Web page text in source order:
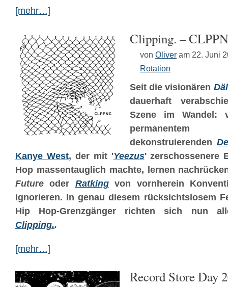
[mehr…]
Clipping. –
von Oliver am 22. Juni
Rotation
Seit die visionären
dauerhaft
Szene im Wandel:
permanentem
dekonstruierenden
Kanye West, der mit 'Yeezus' zerschossenere
Hop massentauglich machte, lernen
Future oder Ratkingvon vornherein
ignorieren. In genau diesem rücksichtslosem
Hip Hop-Grenzgänger richten sich nun
Clipping..
[mehr…]
Record Store Day